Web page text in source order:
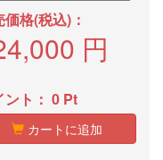
価格(税込)：
円
ト： 0 Pt
カートに追加